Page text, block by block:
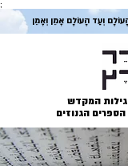
;
וְעַד הָעוֹלָם אָמֵן וְאָמֵן
המקדש
הגנוזים